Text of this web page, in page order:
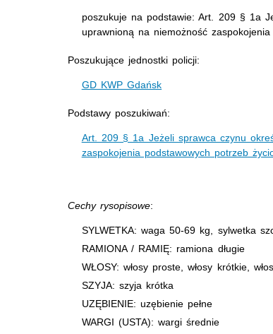
poszukuje na podstawie: Art. 209 § 1a
uprawnioną na niemożność
Poszukujące jednostki policji:
GD KWP Gdańsk
Podstawy poszukiwań:
Art. 209 § 1a Jeżeli sprawca czynu
zaspokojenia podstawowych potrzeb
Cechy rysopisowe:
SYLWETKA: waga 50-69 kg, sylwetka
RAMIONA / RAMIĘ: ramiona długie
WŁOSY: włosy proste, włosy krótkie,
SZYJA: szyja krótka
UZĘBIENIE: uzębienie pełne
WARGI (USTA): wargi średnie